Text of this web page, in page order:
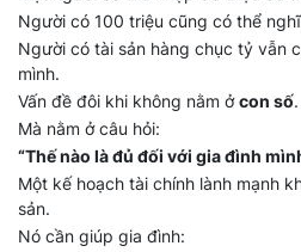
Người có 100 triệu cũng có thể
Người có tài sản hàng chục tỷ vẫn
mình.
Vấn đề đôi khi không nằm ởcon số.
Mà nằm ở câu hỏi:
“Thế nào là đủ đối với gia đình
Một kế hoạch tài chính lành mạnh
sản.
Nó cần giúp gia đình: